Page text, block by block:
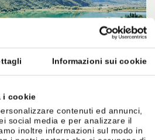
Informazioni sui cookie
i cookie
contenuti ed annunci,
social media e per analizzare il
inoltre informazioni sul modo in
FINALE PERFETTO